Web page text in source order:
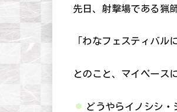
先日、射撃場である猟
「わなフェスティバル
とのこと、マイペース
どうやらイノシシ・